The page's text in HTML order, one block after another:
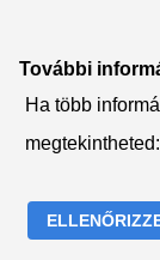
További
Ha több
megtekintheted: